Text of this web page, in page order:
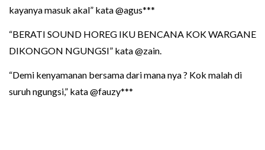
kayanya masuk akal” kata @agus***
“BERATI SOUND HOREG IKU BENCANA KOK WARGANE
DIKONGON NGUNGSI” kata @zain.
“Demi kenyamanan bersama dari mana nya ? Kok malah di
suruh ngungsi,” kata @fauzy***